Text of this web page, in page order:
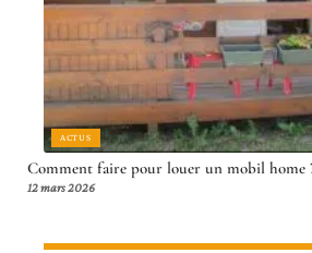
ACTUS
Comment faire pour louer un mobil home
12 mars 2026